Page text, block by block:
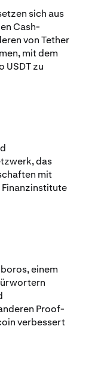
sich aus
Cash-
von Tether
mit dem
USDT zu
das
mit
einem
Proof-
verbessert